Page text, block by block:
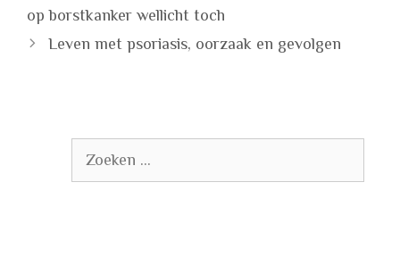
op borstkanker wellicht toch
Leven met psoriasis, oorzaak en gevolgen
naar: